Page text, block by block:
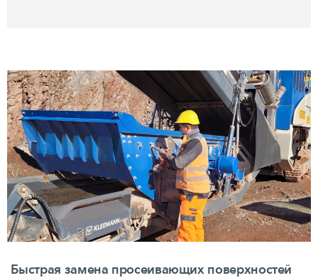
Быстрая замена просеивающих поверхностей